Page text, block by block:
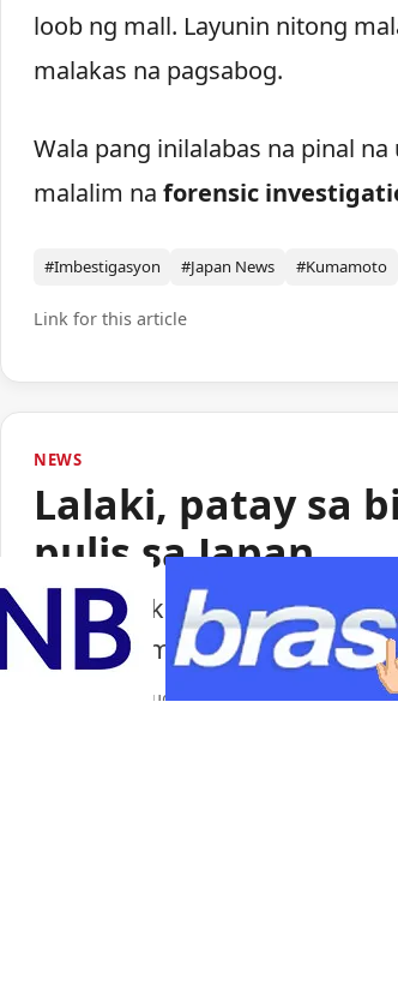
loob ng mall. Layunin nitong
malakas na pagsabog.
Wala pang inilalabas na pinal
malalim na forensic
#Imbestigasyon #Japan News #Kumamoto
Link for this article
NEWS
Lalaki, patay sa
pulis sa Japan
Isang lalaki ang nasawi
ng paggamit ng baril ng
August 6, 2026